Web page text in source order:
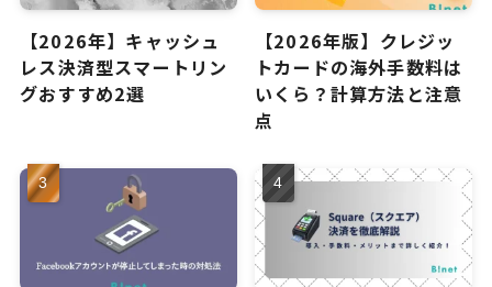
【2026年】キャッシュ
レス決済型スマートリン
グおすすめ2選
【2026年版】クレジッ
トカードの海外手数料は
いくら？計算方法と注意
点